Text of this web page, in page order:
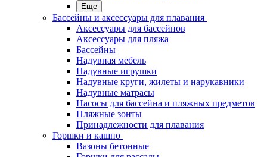
Еще
Бассейны и аксессуары для плавания
Аксессуары для бассейнов
Аксессуары для пляжа
Бассейны
Надувная мебель
Надувные игрушки
Надувные круги, жилеты и нарукавники
Надувные матрасы
Насосы для бассейна и пляжных предметов
Пляжные зонты
Принадлежности для плавания
Горшки и кашпо
Вазоны бетонные